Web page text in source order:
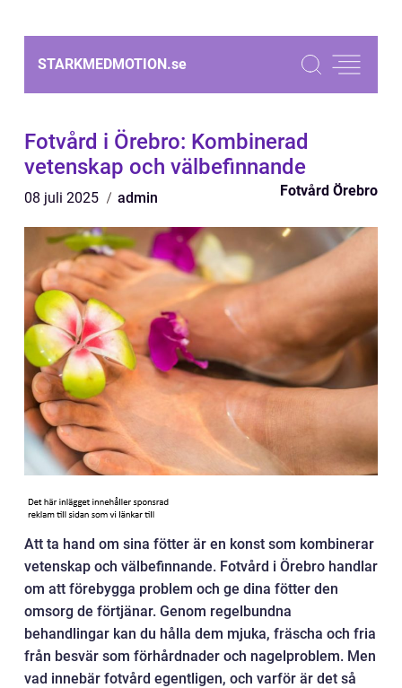
STARKMEDMOTION.se
Fotvård i Örebro: Kombinerad
vetenskap och välbefinnande
08 juli 2025 admin Fotvård Örebro
Att ta hand om sina fötter är en konst som kombinerar
vetenskap och välbefinnande. Fotvård i Örebro handlar
om att förebygga problem och ge dina fötter den
omsorg de förtjänar. Genom regelbundna
behandlingar kan du hålla dem mjuka, fräscha och fria
från besvär som förhårdnader och nagelproblem. Men
vad innebär fotvård egentligen, och varför är det så